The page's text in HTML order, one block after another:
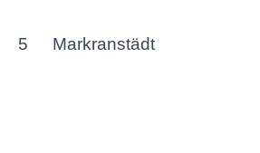
5
Markranstädt